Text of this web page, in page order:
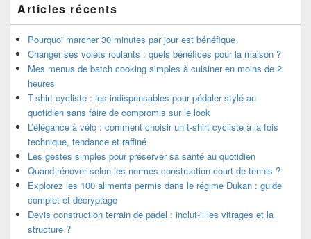
principale
de
widget
pour
barre
latérale
Articles récents
Pourquoi marcher 30 minutes par jour est bénéfique
Changer ses volets roulants : quels bénéfices pour la maison ?
Mes menus de batch cooking simples à cuisiner en moins de 2
heures
T-shirt cycliste : les indispensables pour pédaler stylé au
quotidien sans faire de compromis sur le look
L’élégance à vélo : comment choisir un t-shirt cycliste à la fois
technique, tendance et raffiné
Les gestes simples pour préserver sa santé au quotidien
Quand rénover selon les normes construction court de tennis ?
Explorez les 100 aliments permis dans le régime Dukan : guide
complet et décryptage
Devis construction terrain de padel : inclut-il les vitrages et la
structure ?